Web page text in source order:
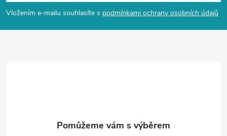
p
a
Vložením e-mailu souhlasíte s podmínkami ochrany osobních údajů